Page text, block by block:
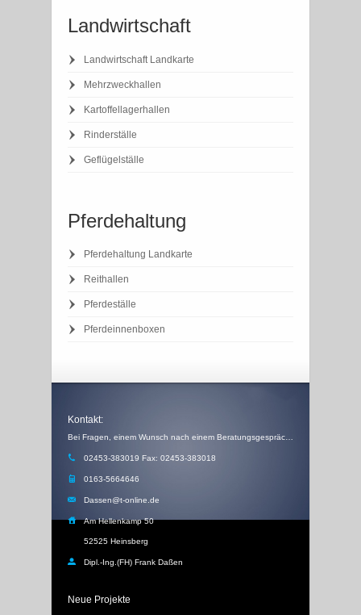
Landwirtschaft
Landwirtschaft Landkarte
Mehrzweckhallen
Kartoffellagerhallen
Rinderställe
Geflügelställe
Pferdehaltung
Pferdehaltung Landkarte
Reithallen
Pferdeställe
Pferdeinnenboxen
Kontakt:
02453-383019 Fax: 02453-383018
0163-5664646
Dassen@t-online.de
Am Hellenkamp 50
52525 Heinsberg
Dipl.-Ing.(FH) Frank Daßen
Neue Projekte